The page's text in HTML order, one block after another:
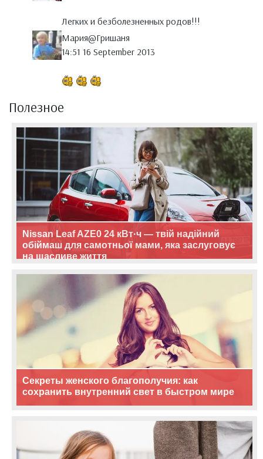
Легких и безболезненных родов!!!
Мария@Гришаня
14:51 16 September 2013
Полезное
Nissan Leaf AZE0 24 кВт·ч — твій надійний
обіймаш для самотньої мами, яка заслуговує
на щасливе життя
Секреты женского благополучия: как
сохранить внутренний свет в быстром мире